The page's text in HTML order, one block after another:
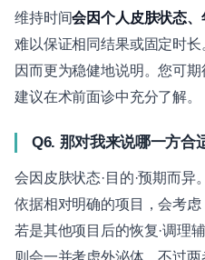
维持时间会因个人皮肤状态
难以保证相同结果或固定时长
因而更为稳健地说明。您可期
建议在术前面诊中充分了解。
Q6. 那对我来说哪一方合
会因皮肤状态·目的·预期而异
依据相对明确的项目，会考虑
若是其他项目后的恢复·调理
则会一并考虑外泌体。不过